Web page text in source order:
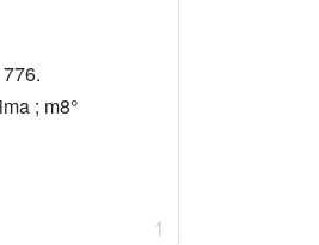
; m8°
1